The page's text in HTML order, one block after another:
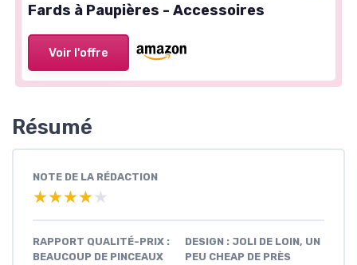
Fards à Paupières - Accessoires
Voir l'offre
Résumé
NOTE DE LA RÉDACTION
★★★★★
★★★★★
RAPPORT QUALITÉ-PRIX :
BEAUCOUP DE PINCEAUX
DESIGN : JOLI DE LOIN, UN
PEU CHEAP DE PRÈS